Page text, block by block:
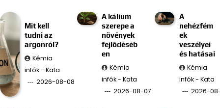
Mit kell
tudni az
argonról?
Kémia
infók - Kata
2026-08-08
A kálium
szerepe a
növények
fejlődéséb
en
Kémia
infók - Kata
2026-08-07
A
nehézfém
ek
veszélyei
és hatásai
Kémia
infók - Kata
2026-